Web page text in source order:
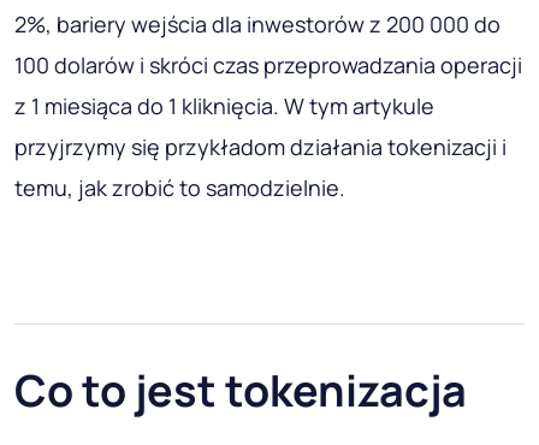
2%, bariery wejścia dla inwestorów z 200 000 do
100 dolarów i skróci czas przeprowadzania operacji
z 1 miesiąca do 1 kliknięcia. W tym artykule
przyjrzymy się przykładom działania tokenizacji i
temu, jak zrobić to samodzielnie.
Co to jest tokenizacja